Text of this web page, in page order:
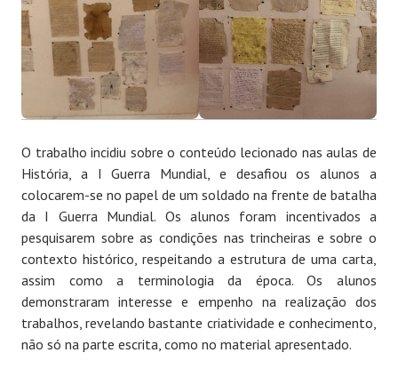
O trabalho incidiu sobre o conteúdo lecionado nas aulas de
História, a I Guerra Mundial, e desafiou os alunos a
colocarem-se no papel de um soldado na frente de batalha
da I Guerra Mundial. Os alunos foram incentivados a
pesquisarem sobre as condições nas trincheiras e sobre o
contexto histórico, respeitando a estrutura de uma carta,
assim como a terminologia da época. Os alunos
demonstraram interesse e empenho na realização dos
trabalhos, revelando bastante criatividade e conhecimento,
não só na parte escrita, como no material apresentado.